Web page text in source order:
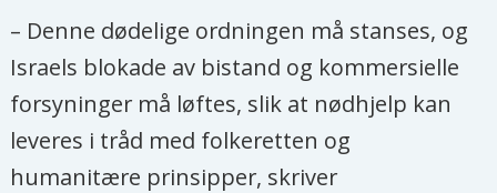
– Denne dødelige ordningen må stanses, og
Israels blokade av bistand og kommersielle
forsyninger må løftes, slik at nødhjelp kan
leveres i tråd med folkeretten og
humanitære prinsipper, skriver